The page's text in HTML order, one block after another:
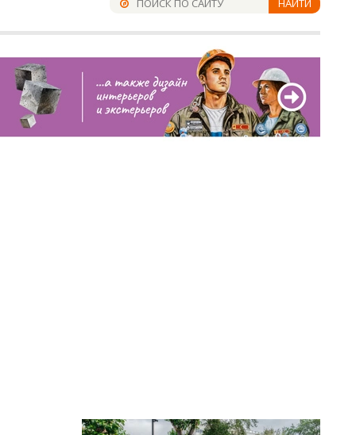
НАЙТИ